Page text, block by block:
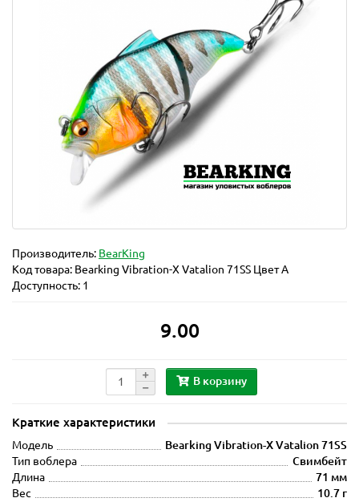
Производитель: BearKing
Код товара: Bearking Vibration-X Vatalion 71SS Цвет A
Доступность: 1
9.00
В корзину
Краткие характеристики
Модель
Bearking Vibration-X Vatalion 71SS
Тип воблера
Свимбейт
Длина
71 мм
Вес
10.7 г